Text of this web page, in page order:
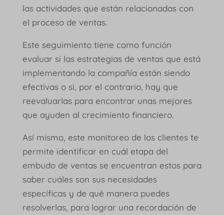
las actividades que están relacionadas con
el proceso de ventas.
Este seguimiento tiene como función
evaluar si las estrategias de ventas que está
implementando la compañía están siendo
efectivas o si, por el contrario, hay que
reevaluarlas para encontrar unas mejores
que ayuden al crecimiento financiero.
Así mismo, este monitoreo de los clientes te
permite identificar en cuál etapa del
embudo de ventas se encuentran estos para
saber cuáles son sus necesidades
específicas y de qué manera puedes
resolverlas, para lograr una recordación de